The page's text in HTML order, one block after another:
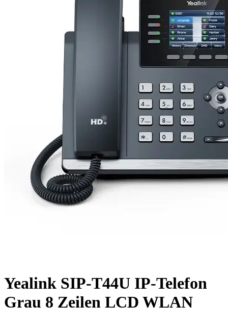
Yealink SIP-T44U IP-Telefon
Grau 8 Zeilen LCD WLAN